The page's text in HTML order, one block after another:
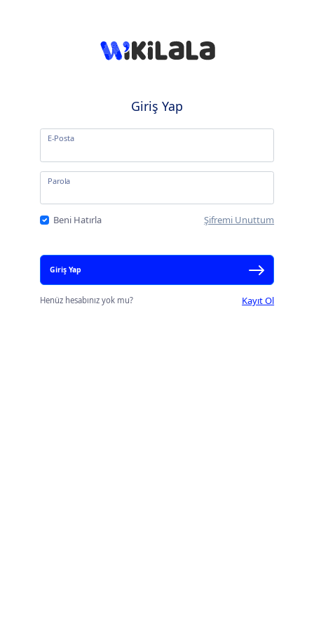
Giriş Yap
E-Posta
Parola
Beni Hatırla Şifremi Unuttum
Giriş Yap
Henüz hesabınız yok mu? Kayıt Ol